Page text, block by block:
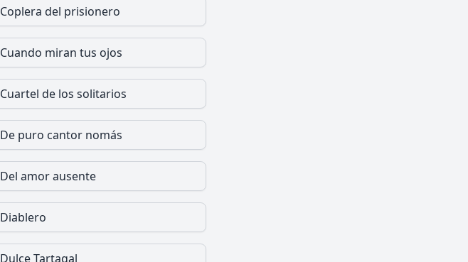
Coplera del prisionero
Cuando miran tus ojos
Cuartel de los solitarios
De puro cantor nomás
Del amor ausente
Diablero
Dulce Tartagal